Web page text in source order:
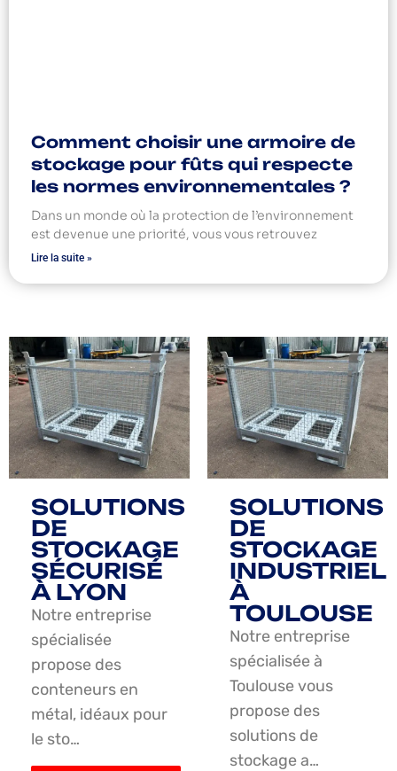
Comment choisir une armoire de
stockage pour fûts qui respecte
les normes environnementales ?
Dans un monde où la protection de l’environnement
est devenue une priorité, vous vous retrouvez
Lire la suite »
SOLUTIONS
DE
STOCKAGE
SÉCURISÉ
À LYON
Notre entreprise
spécialisée
propose des
conteneurs en
métal, idéaux pour
le sto…
SOLUTIONS
DE
STOCKAGE
INDUSTRIEL
À
TOULOUSE
Notre entreprise
spécialisée à
Toulouse vous
propose des
solutions de
stockage a…